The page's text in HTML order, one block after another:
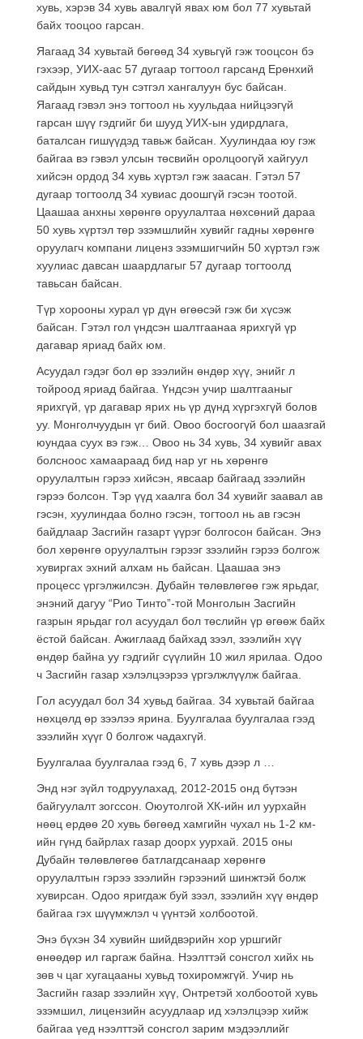
хувь, хэрэв 34 хувь авалгүй явах юм бол 77 хувьтай
байх тооцоо гарсан.
Яагаад 34 хувьтай бөгөөд 34 хувьгүй гэж тооцсон бэ
гэхээр, УИХ-аас 57 дугаар тогтоол гарсанд Ерөнхий
сайдын хувьд тун сэтгэл хангалуун бус байсан.
Яагаад гэвэл энэ тогтоол нь хуульдаа нийцээгүй
гарсан шүү гэдгийг би шууд УИХ-ын удирдлага,
баталсан гишүүдэд тавьж байсан. Хуулиндаа юу гэж
байгаа вэ гэвэл улсын төсвийн оролцоогүй хайгуул
хийсэн ордод 34 хувь хүртэл гэж заасан. Гэтэл 57
дугаар тогтоолд 34 хувиас доошгүй гэсэн тоотой.
Цаашаа анхны хөрөнгө оруулалтаа нөхсөний дараа
50 хувь хүртэл төр эзэмшлийн хувийг гадны хөрөнгө
оруулагч компани лиценз эзэмшигчийн 50 хүртэл гэж
хуулиас давсан шаардлагыг 57 дугаар тогтоолд
тавьсан байсан.
Түр хорооны хурал үр дүн өгөөсэй гэж би хүсэж
байсан. Гэтэл гол үндсэн шалтгаанаа ярихгүй үр
дагавар яриад байх юм.
Асуудал гэдэг бол өр зээлийн өндөр хүү, энийг л
тойроод яриад байгаа. Үндсэн учир шалтгааныг
ярихгүй, үр дагавар ярих нь үр дүнд хүргэхгүй болов
уу. Монголчуудын үг бий. Овоо босгоогүй бол шаазгай
юундаа суух вэ гэж… Овоо нь 34 хувь, 34 хувийг авах
болсноос хамаараад бид нар уг нь хөрөнгө
оруулалтын гэрээ хийсэн, явсаар байгаад зээлийн
гэрээ болсон. Тэр үүд хаалга бол 34 хувийг заавал ав
гэсэн, хуулиндаа болно гэсэн, тогтоол нь ав гэсэн
байдлаар Засгийн газарт үүрэг болгосон байсан. Энэ
бол хөрөнгө оруулалтын гэрээг зээлийн гэрээ болгож
хувиргах эхний алхам нь байсан. Цаашаа энэ
процесс үргэлжилсэн. Дубайн төлөвлөгөө гэж ярьдаг,
энэний дагуу “Рио Тинто”-той Монголын Засгийн
газрын ярьдаг гол асуудал бол төслийн үр өгөөж байх
ёстой байсан. Ажиглаад байхад зээл, зээлийн хүү
өндөр байна уу гэдгийг сүүлийн 10 жил ярилаа. Одоо
ч Засгийн газар хэлэлцээрээ үргэлжлүүлж байгаа.
Гол асуудал бол 34 хувьд байгаа. 34 хувьтай байгаа
нөхцөлд өр зээлээ ярина. Буулгалаа буулгалаа гээд
зээлийн хүүг 0 болгож чадахгүй.
Буулгалаа буулгалаа гээд 6, 7 хувь дээр л …
Энд нэг зүйл тодруулахад, 2012-2015 онд бүтээн
байгуулалт зогссон. Оюутолгой ХК-ийн ил уурхайн
нөөц ердөө 20 хувь бөгөөд хамгийн чухал нь 1-2 км-
ийн гүнд байрлах газар доорх уурхай. 2015 оны
Дубайн төлөвлөгөө батлагдсанаар хөрөнгө
оруулалтын гэрээ зээлийн гэрээний шинжтэй болж
хувирсан. Одоо яригдаж буй зээл, зээлийн хүү өндөр
байгаа гэх шүүмжлэл ч үүнтэй холбоотой.
Энэ бүхэн 34 хувийн шийдвэрийн хор уршгийг
өнөөдөр ил гаргаж байна. Нээлттэй сонсгол хийх нь
зөв ч цаг хугацааны хувьд тохиромжгүй. Учир нь
Засгийн газар зээлийн хүү, Онтретэй холбоотой хувь
эзэмшил, лицензийн асуудлаар ид хэлэлцээр хийж
байгаа үед нээлттэй сонсгол зарим мэдээллийг